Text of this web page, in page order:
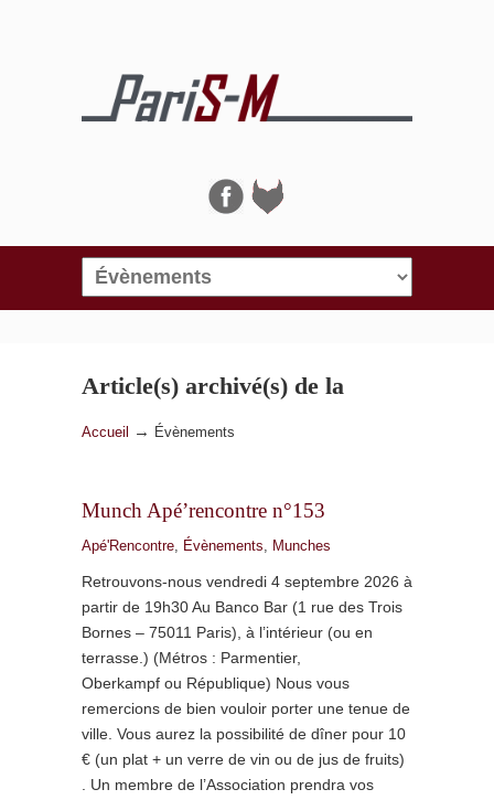
Navigation
Article(s) archivé(s) de la
catégorieÉvènements
Accueil → Évènements
Munch Apé’rencontre n°153
Apé'Rencontre, Évènements, Munches
Retrouvons-nous vendredi 4 septembre 2026 à
partir de 19h30 Au Banco Bar (1 rue des Trois
Bornes – 75011 Paris), à l’intérieur (ou en
terrasse.) (Métros : Parmentier,
Oberkampf ou République) Nous vous
remercions de bien vouloir porter une tenue de
ville. Vous aurez la possibilité de dîner pour 10
€ (un plat + un verre de vin ou de jus de fruits)
. Un membre de l’Association prendra vos